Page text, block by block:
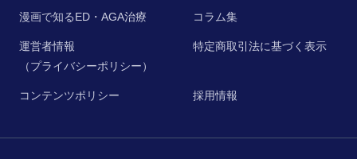
漫画で知るED・AGA治療 コラム集
運営者情報
（プライバシーポリシー）
特定商取引法に基づく表示
コンテンツポリシー 採用情報